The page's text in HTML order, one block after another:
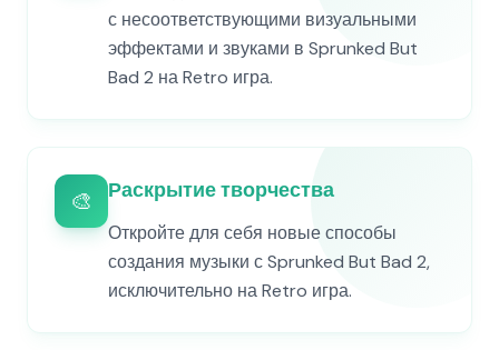
с несоответствующими визуальными
эффектами и звуками в Sprunked But
Bad 2 на Retro игра.
🎨 Раскрытие творчества
Откройте для себя новые способы
создания музыки с Sprunked But Bad 2,
исключительно на Retro игра.